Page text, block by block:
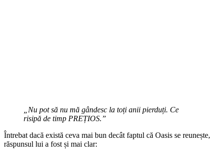
„Nu pot să nu mă gândesc la toți anii pierduți. Ce
risipă de timp PREȚIOS.”
Întrebat dacă există ceva mai bun decât faptul că Oasis se reunește,
răspunsul lui a fost și mai clar: